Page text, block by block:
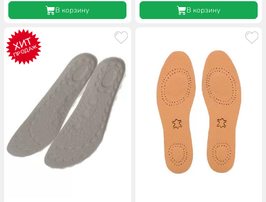
В корзину В корзину
ХИТ
ПРОДАЖ